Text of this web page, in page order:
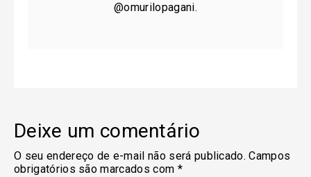
@omurilopagani.
Deixe um comentário
O seu endereço de e-mail não será publicado. Campos
obrigatórios são marcados com *